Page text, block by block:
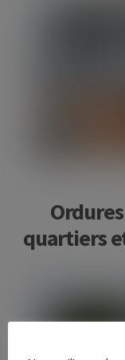
quartiers